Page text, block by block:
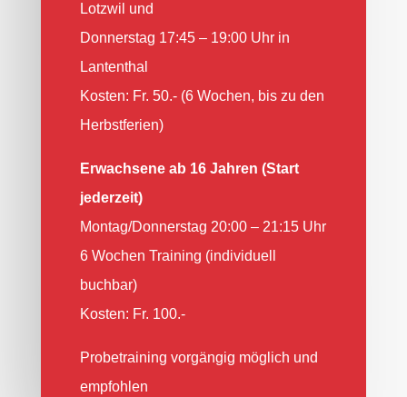
Lotzwil und
Donnerstag 17:45 – 19:00 Uhr in
Lantenthal
Kosten: Fr. 50.- (6 Wochen, bis zu den
Herbstferien)
Erwachsene ab 16 Jahren (Start
jederzeit)
Montag/Donnerstag 20:00 – 21:15 Uhr
6 Wochen Training (individuell
buchbar)
Kosten: Fr. 100.-
Probetraining vorgängig möglich und
empfohlen